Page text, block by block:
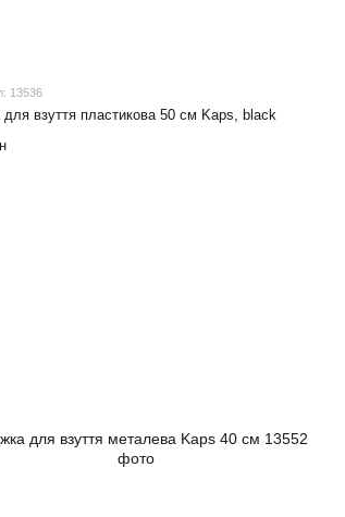
13536
взуття пластикова 50 см Kaps, black